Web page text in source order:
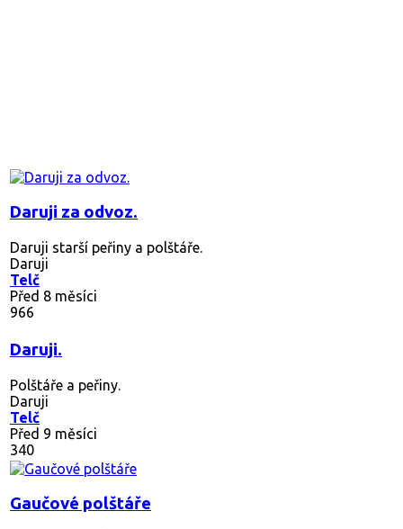
Daruji za odvoz.
Daruji starší peřiny a polštáře.
Daruji
Telč
Před 8 měsíci
966
Daruji.
Polštáře a peřiny.
Daruji
Telč
Před 9 měsíci
340
Gaučové polštáře